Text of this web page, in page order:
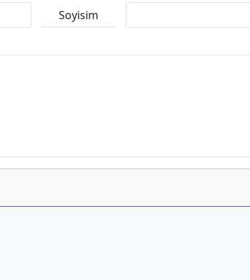
Soyisim